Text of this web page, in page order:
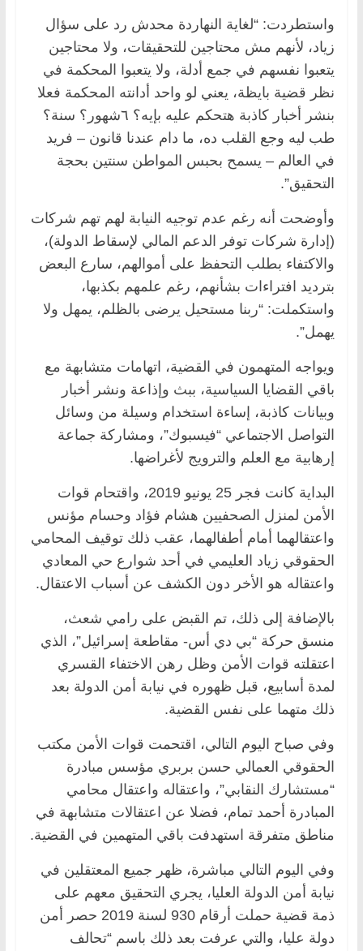
واستطردت: “لغاية النهاردة محدش رد على سؤال
زياد، لأنهم مش محتاجين للتحقيقات، ولا محتاجين
يتعبوا نفسهم في جمع أدلة، ولا يتعبوا المحكمة في
نظر قضية بايظة، يعني لو واحد أدانته المحكمة فعلا
بنشر أخبار كاذبة هتحكم عليه بإيه؟ ٦شهور؟ سنة؟
طب ليه وجع القلب ده، ما دام عندنا قانون – فريد
في العالم – يسمح بحبس المواطن سنتين بحجة
التحقيق”.
وأوضحت أنه رغم عدم توجيه النيابة لهم تهم شركات
(إدارة شركات توفر الدعم المالي لإسقاط الدولة)،
والاكتفاء بطلب التحفظ على أموالهم، سارع البعض
بترديد افتراءات بشأنهم، رغم علمهم بكذبها،
واستكملت: “ربنا مستحيل يرضى بالظلم، يمهل ولا
يهمل”.
ويواجه المتهمون في القضية، اتهامات متشابهة مع
باقي القضايا السياسية، ببث وإذاعة ونشر أخبار
وبيانات كاذبة، إساءة استخدام وسيلة من وسائل
التواصل الاجتماعي “فيسبوك”، ومشاركة جماعة
إرهابية مع العلم والترويج لأغراضها.
البداية كانت فجر 25 يونيو 2019، واقتحام قوات
الأمن لمنزل الصحفيين هشام فؤاد وحسام مؤنس
واعتقالهما أمام أطفالهما، عقب ذلك توقيف المحامي
الحقوقي زياد العليمي في أحد شوارع حي المعادي
واعتقاله هو الأخر دون الكشف عن أسباب الاعتقال.
بالإضافة إلى ذلك، تم القبض على رامي شعث،
منسق حركة “بي دي أس- مقاطعة إسرائيل”، الذي
اعتقلته قوات الأمن وظل رهن الاختفاء القسري
لمدة أسابيع، قبل ظهوره في نيابة أمن الدولة بعد
ذلك متهما على نفس القضية.
وفي صباح اليوم التالي، اقتحمت قوات الأمن مكتب
الحقوقي العمالي حسن بربري مؤسس مبادرة
“مستشارك النقابي”، واعتقاله واعتقال محامي
المبادرة أحمد تمام، فضلا عن اعتقالات متشابهة في
مناطق متفرقة استهدفت باقي المتهمين في القضية.
وفي اليوم التالي مباشرة، ظهر جميع المعتقلين في
نيابة أمن الدولة العليا، يجري التحقيق معهم على
ذمة قضية حملت أرقام 930 لسنة 2019 حصر أمن
دولة عليا، والتي عرفت بعد ذلك باسم “تحالف